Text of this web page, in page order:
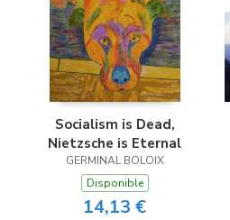
Socialism is Dead,
Nietzsche is Eternal
GERMINAL BOLOIX
Disponible
14,13 €